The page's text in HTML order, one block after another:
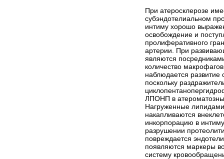
При атеросклерозе
субэндотелиальном
интиму хорошо
освобождение и
пролиферативного
артерии. При
являются
количество
наблюдается развитие
поскольку
ЛПОНП в
Нагруженные
накапливаются
инкорпорацию в
разрушении
повреждается
появляются маркеры
систему